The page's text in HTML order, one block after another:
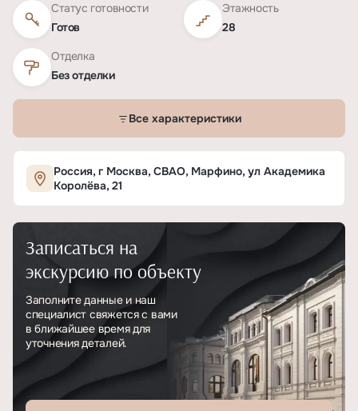
Статус готовности
Готов
Этажность
28
Отделка
Без отделки
Все характеристики
Характеристики ЖК «Дом Достижение»
ТипЖК
Класс проекта
Этажность 28
Отделка Без отделки
Россия, г Москва, СВАО, Марфино, ул Академика
Королёва, 21
Записаться на
экскурсию по объекту
Заполните данные и наш
специалист свяжется с вами
в ближайшее время для
уточнения деталей.